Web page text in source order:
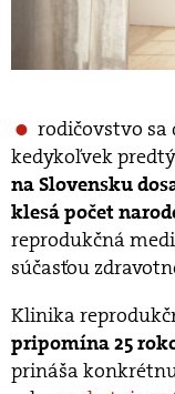
rodičovstvo sa
kedykoľvek
na Slovensku
klesá počet
reprodukčná
súčasťou
Klinika
pripomína 25
prináša